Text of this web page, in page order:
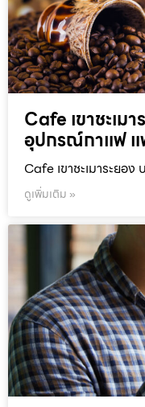
Cafe เขาชะเม
อุปกรณ์กาแฟ แ
Cafe เขาชะเมาระยอง
ดูเพิ่มเติม »